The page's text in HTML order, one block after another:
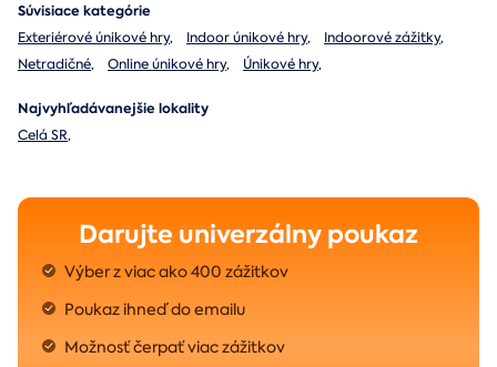
Súvisiace kategórie
Exteriérové únikové hry, Indoor únikové hry, Indoorové zážitky,
Netradičné, Online únikové hry, Únikové hry,
Najvyhľadávanejšie lokality
Celá SR,
Darujte univerzálny poukaz
Výber z viac ako 400 zážitkov
Poukaz ihneď do emailu
Možnosť čerpať viac zážitkov